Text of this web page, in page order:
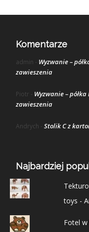
Komentarze
admin - Wyzwanie –
zawieszenia
Piotr - Wyzwanie –
zawieszenia
Andrych - Stolik C z
Najbardziej
toys -
Fotel w